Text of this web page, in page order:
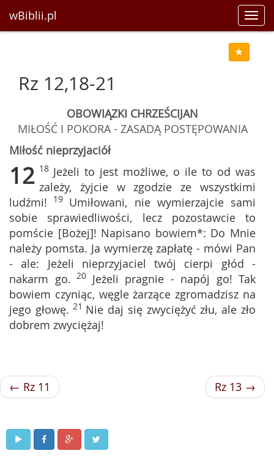
wBiblii.pl
Rz 12,18-21
OBOWIĄZKI CHRZEŚCIJAN
MIŁOŚĆ I POKORA - ZASADĄ POSTĘPOWANIA
Miłość nieprzyjaciół
12 18 Jeżeli to jest możliwe, o ile to od was
zależy, żyjcie w zgodzie ze wszystkimi
ludźmi! 19 Umiłowani, nie wymierzajcie sami
sobie sprawiedliwości, lecz pozostawcie to
pomście [Bożej]! Napisano bowiem*: Do Mnie
należy pomsta. Ja wymierzę zapłatę - mówi Pan
- ale: Jeżeli nieprzyjaciel twój cierpi głód -
nakarm go. 20 Jeżeli pragnie - napój go! Tak
bowiem czyniąc, węgle żarzące zgromadzisz na
jego głowę. 21 Nie daj się zwyciężyć złu, ale zło
dobrem zwyciężaj!
← Rz 11 Rz 13 →